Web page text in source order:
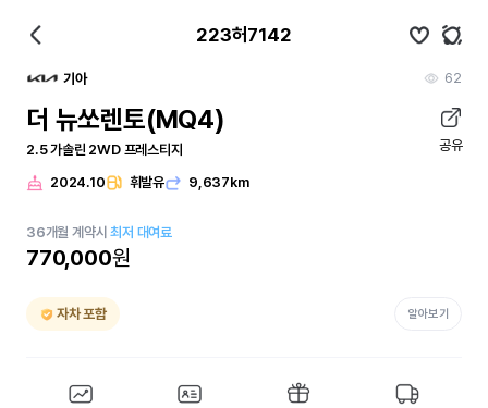
223허7142
기아 62
더 뉴쏘렌토(MQ4)
2.5 가솔린 2WD 프레스티지 공유
2024.10 휘발유 9,637km
36개월 계약시최저 대여료
770,000원
자차 포함 알아보기